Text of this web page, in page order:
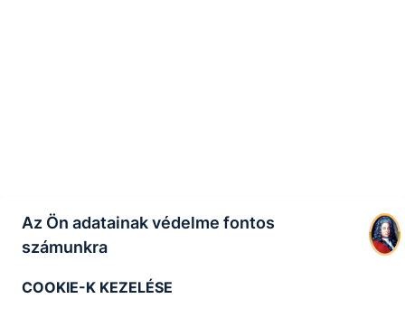
Az Ön adatainak védelme fontos
számunkra
COOKIE-K KEZELÉSE